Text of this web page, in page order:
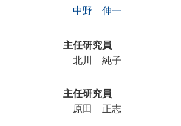
中野 伸一
主任研究員
北川 純子
主任研究員
原田 正志